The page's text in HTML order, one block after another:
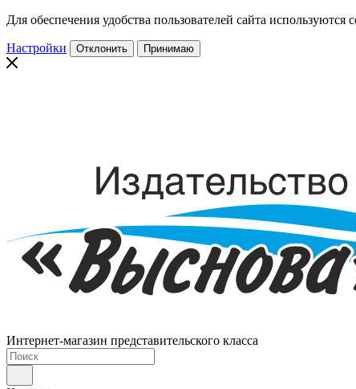
Для обеспечения удобства пользователей сайта используются
Настройки Отклонить Принимаю
Интернет-магазин представительского класса